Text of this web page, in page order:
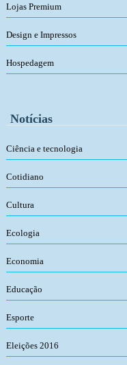
Lojas Premium
Design e Impressos
Hospedagem
Notícias
Ciência e tecnologia
Cotidiano
Cultura
Ecologia
Economia
Educação
Esporte
Eleições 2016